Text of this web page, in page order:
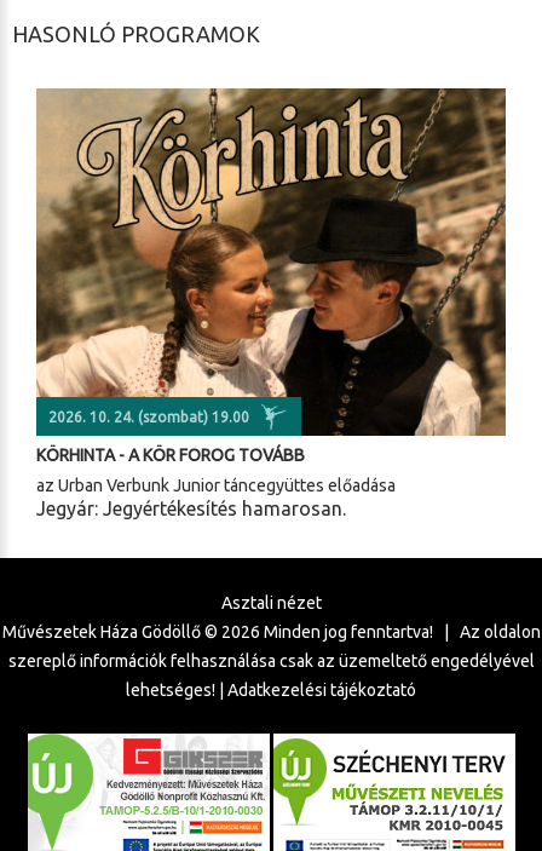
HASONLÓ PROGRAMOK
2026. 10. 24. (szombat) 19.00
KÖRHINTA - A KÖR FOROG TOVÁBB
az Urban Verbunk Junior táncegyüttes előadása
Jegyár: Jegyértékesítés hamarosan.
Asztali nézet
Művészetek Háza Gödöllő © 2026 Minden jog fenntartva! | Az oldalon
szereplő információk felhasználása csak az üzemeltető engedélyével
lehetséges! | Adatkezelési tájékoztató